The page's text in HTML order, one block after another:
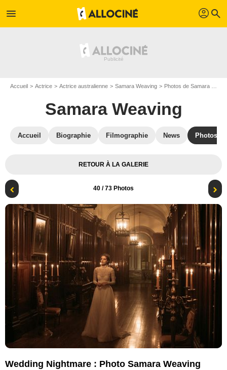
menu profil search
Accueil Actrice Actrice australienne Samara Weaving Photos de Samara Weaving
Samara Weaving
Accueil Biographie Filmographie News Photos
RETOUR À LA GALERIE
40 / 73 Photos
Wedding Nightmare : Photo Samara Weaving